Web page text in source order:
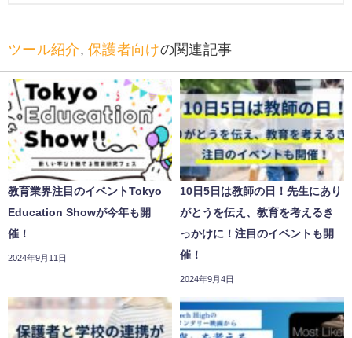
ツール紹介 ,保護者向けの関連記事
教育業界注目のイベントTokyo
Education Showが今年も開
催！
2024年9月11日
10日5日は教師の日！先生にあり
がとうを伝え、教育を考えるき
っかけに！注目のイベントも開
催！
2024年9月4日